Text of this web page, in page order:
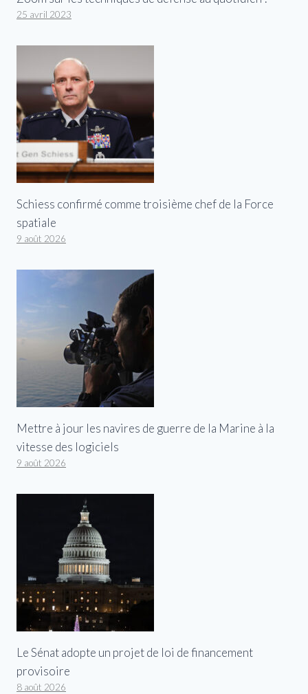
25 avril 2023
Schiess confirmé comme troisième chef de la Force
spatiale
9 août 2026
Mettre à jour les navires de guerre de la Marine à la
vitesse des logiciels
9 août 2026
Le Sénat adopte un projet de loi de financement
provisoire
8 août 2026